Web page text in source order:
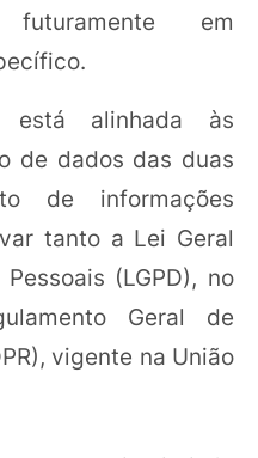
em
está alinhada às
de dados das duas
de informações
tanto a Lei Geral
(LGPD), no
Geral de
vigente na União